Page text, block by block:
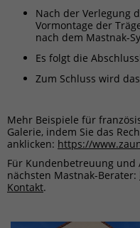
Nach der Verlegung
Vormontage der
nach dem Mastnak-
Es folgt die
Zum Schluss wird
Mehr Beispiele für
Galerie, indem Sie das
anklicken: https://
Für Kundenbetreuung und
nächsten Mastnak-Berater:
Kontakt.